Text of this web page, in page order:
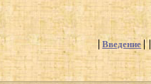
Введение